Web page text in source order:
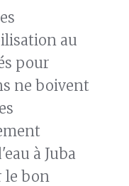
au
pour
ne boivent
à Juba
le bon